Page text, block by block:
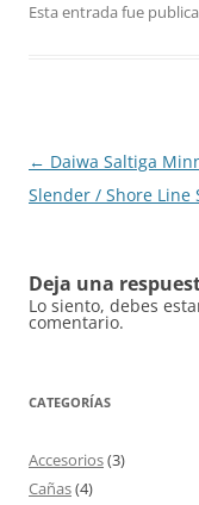
Esta entrada fue
Navegación
de
← Daiwa Saltiga
Slender / Shore Line
Deja una
Lo siento, debes
comentario.
CATEGORÍAS
Accesorios(3)
Cañas(4)